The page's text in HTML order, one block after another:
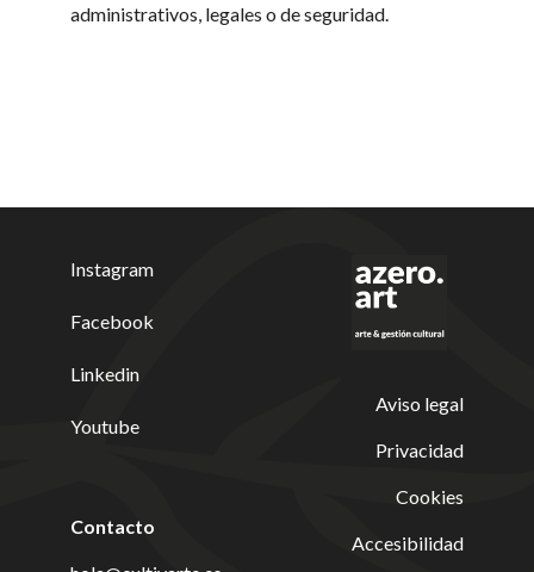
administrativos, legales o de seguridad.
Instagram
Facebook
Linkedin
Youtube
Contacto
Aviso legal
Privacidad
Cookies
Accesibilidad